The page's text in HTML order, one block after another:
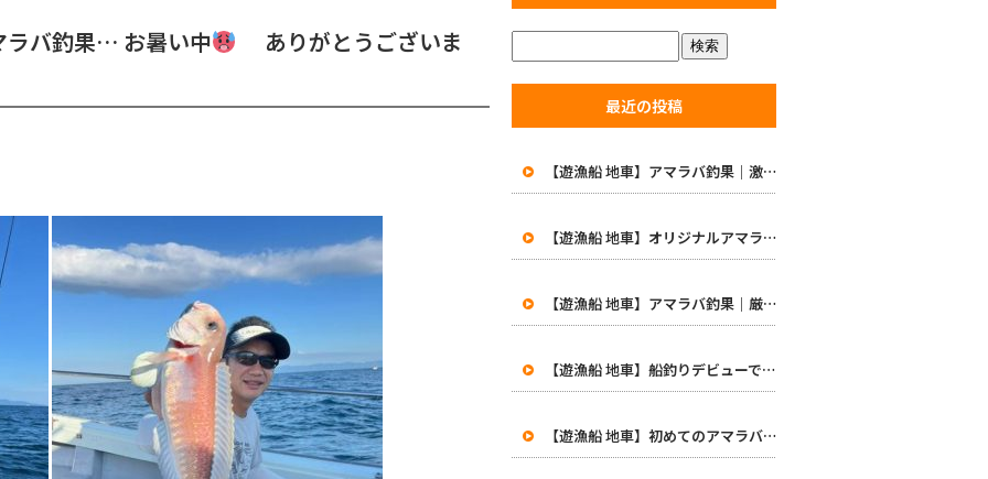
バ釣果… お暑い中 ありがとうございま
最近の投稿
【遊漁船 地車】アマラバ釣果｜激渋の中で価値ある一匹！初めての48cm白甘鯛に笑顔
【遊漁船 地車】オリジナルアマラバロッドがついに完成！8月1日より販売開始
【遊漁船 地車】アマラバ釣果｜厳しい一日…49.5cmの良型白甘鯛をキャッチ
【遊漁船 地車】船釣りデビューで47cm！初めてのアマラバで大興奮の一日
【遊漁船 地車】初めてのアマラバで50オーバー2本！有田沖で良型白甘鯛をキャッチ